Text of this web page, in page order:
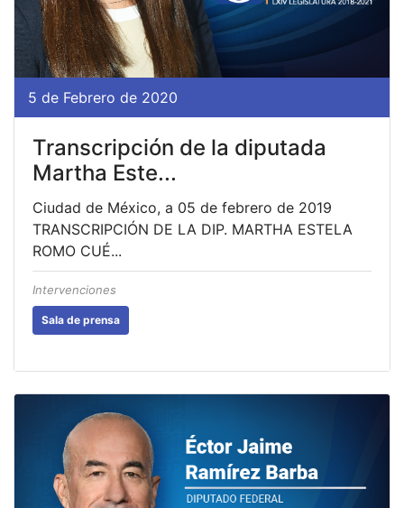
5 de Febrero de 2020
Transcripción de la diputada
Martha Este...
Ciudad de México, a 05 de febrero de 2019
TRANSCRIPCIÓN DE LA DIP. MARTHA ESTELA
ROMO CUÉ...
Intervenciones
Sala de prensa